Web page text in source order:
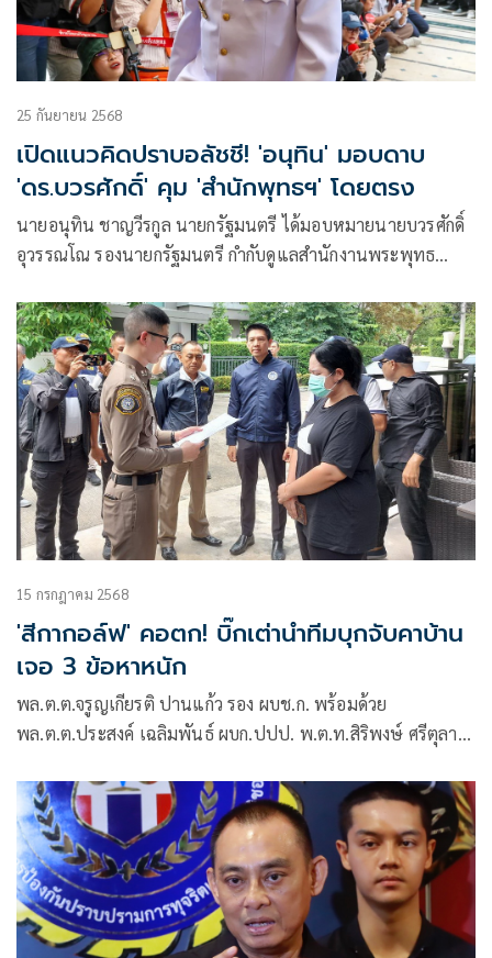
25 กันยายน 2568
เปิดแนวคิดปราบอลัชชี! 'อนุทิน' มอบดาบ
'ดร.บวรศักดิ์' คุม 'สำนักพุทธฯ' โดยตรง
นายอนุทิน​ ชาญ​วี​รกูล​ นายก​รัฐมนตรี​ ได้มอบหมายนายบวรศักดิ์
อุวรรณโณ รองนายกรัฐมนตรี กำกับดูแลสำนักงานพระพุทธ
นายกรัฐมนตรีเหมือนรัฐบาลยุคก่อนๆ
15 กรกฎาคม 2568
'สีกากอล์ฟ' คอตก! บิ๊กเต่านำทีมบุกจับคาบ้าน
เจอ 3 ข้อหาหนัก
พล.ต.ต.จรูญเกียรติ ปานแก้ว รอง ผบช.ก. พร้อมด้วย
พล.ต.ต.ประสงค์ เฉลิมพันธ์ ผบก.ปปป. พ.ต.ท.สิริพงษ์ ศรีตุลา
เข้าจับกุม น.ส.วิลาวัลย์ เอมสวัสดิ์ หรือ สีกากอล์ฟ อายุ 35 ปี ตาม
หมายจับศาลอาญาคดีทุจริตประพฤติมิชอบกลางในข้อหา “